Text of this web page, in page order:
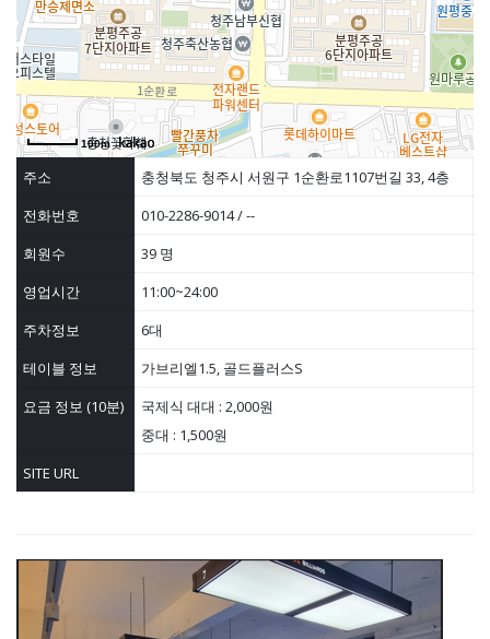
100m
주소
충청북도 청주시 서원구 1순환로1107번길 33, 4층
전화번호
010-2286-9014 / --
회원수
39 명
영업시간
11:00~24:00
주차정보
6대
테이블 정보
가브리엘1.5, 골드플러스S
요금 정보 (10분)
국제식 대대 : 2,000원
중대 : 1,500원
SITE URL